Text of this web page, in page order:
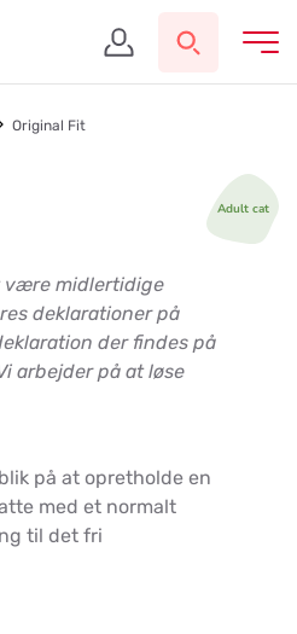
Original Fit
Adult cat
være midlertidige
deklarationer på
der findes på
arbejder på at løse
på at opretholde en
med et normalt
til det fri